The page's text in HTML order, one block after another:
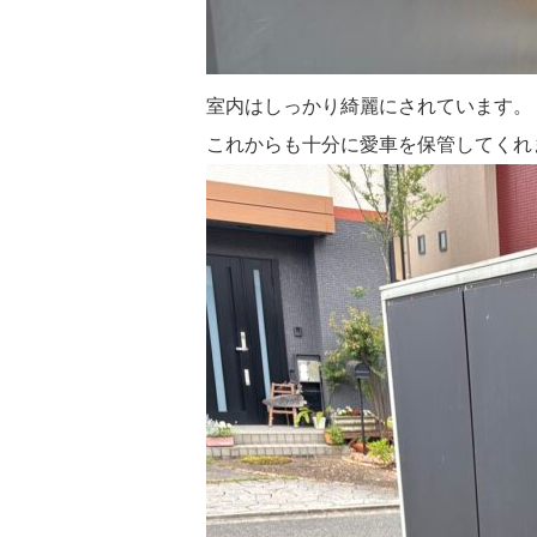
室内はしっかり綺麗にされています。
これからも十分に愛車を保管してく